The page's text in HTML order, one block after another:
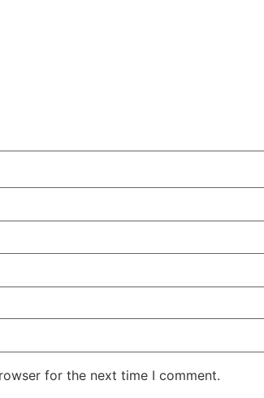
for the next time I comment.